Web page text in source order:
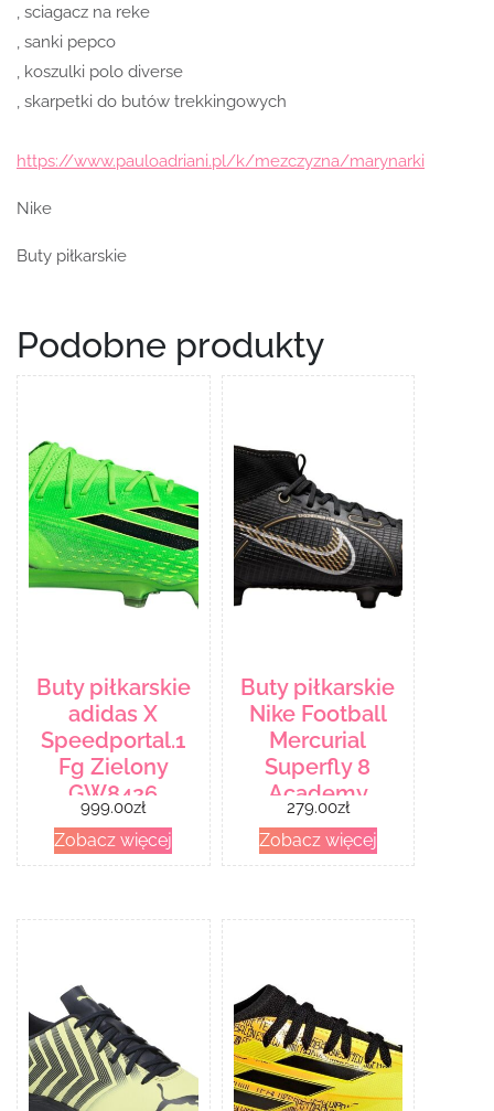
, sciagacz na reke
, sanki pepco
, koszulki polo diverse
, skarpetki do butów trekkingowych
https://www.pauloadriani.pl/k/mezczyzna/marynarki
Nike
Buty piłkarskie
Podobne produkty
Buty piłkarskie
adidas X
Speedportal.1
Fg Zielony
GW8426
999.00zł
Zobacz więcej
Buty piłkarskie
Nike Football
Mercurial
Superfly 8
Academy
Fg/Mg Junior
Dj2854 007
279.00zł
Zobacz więcej